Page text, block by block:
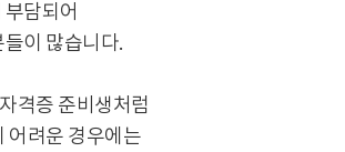
담되어
이 많습니다.
격증 준비생처럼
어려운 경우에는